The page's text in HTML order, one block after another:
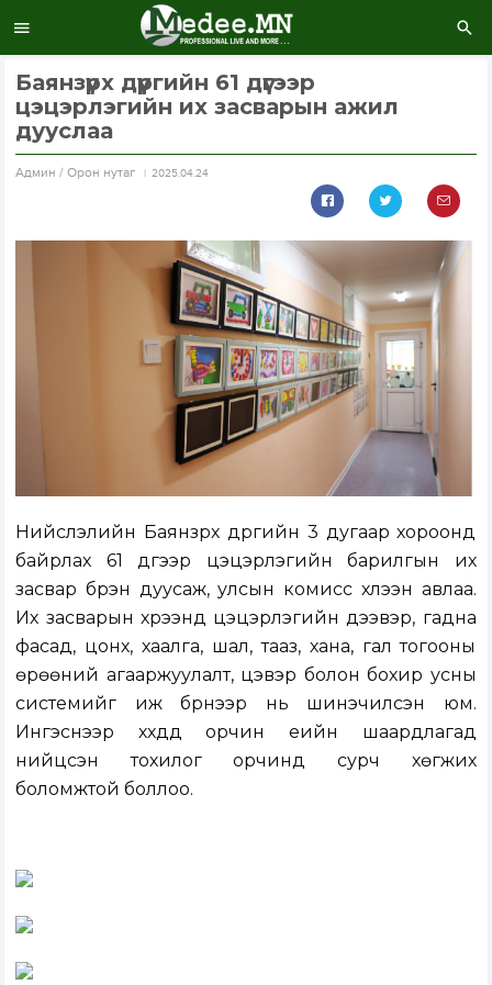
Баянзүрх дүүргийн 61 дүгээр
цэцэрлэгийн их засварын ажил
дууслаа
Aдмин / Орон нутаг 2025.04.24
Нийслэлийн Баянзүрх дүүргийн 3 дугаар хороонд
байрлах 61 дүгээр цэцэрлэгийн барилгын их
засвар бүрэн дуусаж, улсын комисс хүлээн авлаа.
Их засварын хүрээнд цэцэрлэгийн дээвэр, гадна
фасад, цонх, хаалга, шал, тааз, хана, гал тогооны
өрөөний агааржуулалт, цэвэр болон бохир усны
системийг иж бүрнээр нь шинэчилсэн юм.
Ингэснээр хүүхдүүд орчин үеийн шаардлагад
нийцсэн тохилог орчинд сурч хөгжих
боломжтой боллоо.